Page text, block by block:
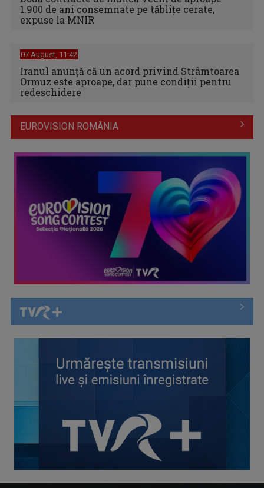
1.900 de ani consemnate pe tăblițe cerate,
expuse la MNIR
07 August, 11:42
Iranul anunță că un acord privind Strâmtoarea
Ormuz este aproape, dar pune condiții pentru
redeschidere
EUROVISION ROMÂNIA